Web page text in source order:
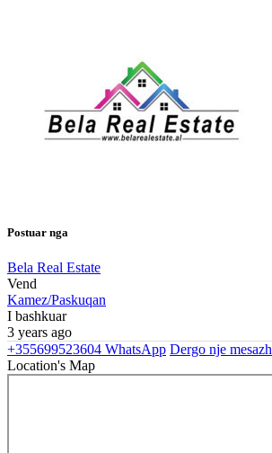
Postuar nga
Bela Real Estate
Vend
Kamez/Paskuqan
I bashkuar
3 years ago
+355699523604 WhatsApp Dergo nje mesazh
Location's Map